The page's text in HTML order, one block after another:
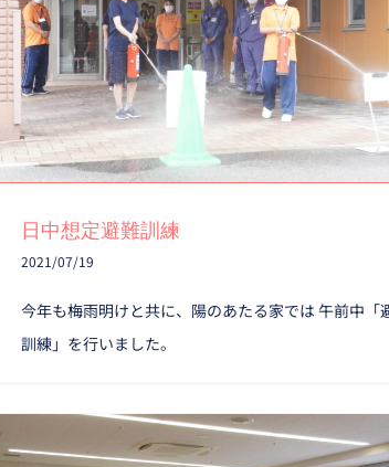
日中想定避難訓練
日中想定避難訓練
2021/07/19
今年も梅雨明けと共に、陽のあたる家では 午前中「
訓練」を行いました。